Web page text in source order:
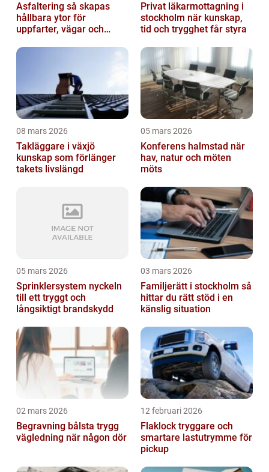
Asfaltering så skapas
hållbara ytor för
uppfarter, vägar och
Privat läkarmottagning i
stockholm när kunskap,
tid och trygghet får styra
08 mars 2026
Takläggare i växjö
kunskap som förlänger
takets livslängd
05 mars 2026
Konferens halmstad när
hav, natur och möten
möts
05 mars 2026
Sprinklersystem nyckeln
till ett tryggt och
långsiktigt brandskydd
03 mars 2026
Familjerätt i stockholm så
hittar du rätt stöd i en
känslig situation
02 mars 2026
Begravning bålsta trygg
vägledning när någon dör
12 februari 2026
Flaklock tryggare och
smartare lastutrymme för
pickup